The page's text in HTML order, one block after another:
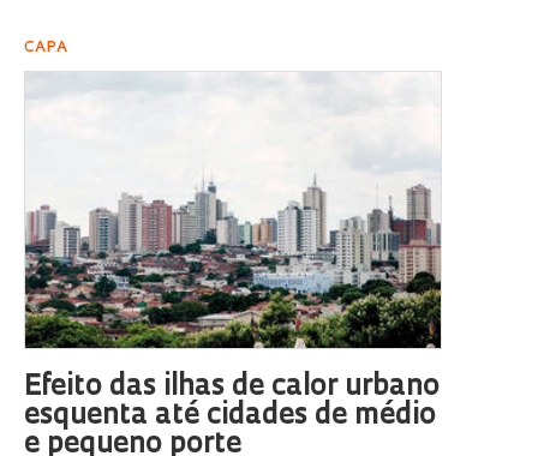
CAPA
Efeito das ilhas de calor urbano
esquenta até cidades de médio
e pequeno porte